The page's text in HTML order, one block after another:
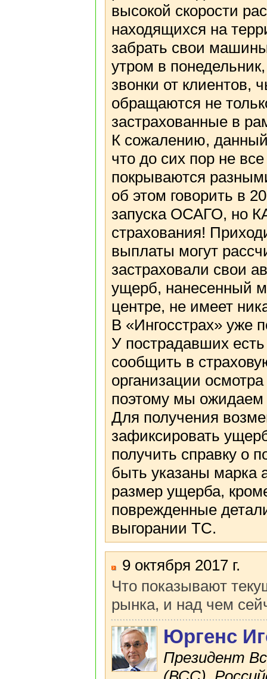
высокой скорости
находящихся на
забрать свои
утром в
звонки от клиентов,
обращаются не
застрахованные в
К сожалению,
что до сих пор не
покрываются
об этом говорить в
запуска ОСАГО, но
страхования!
выплаты могут
застраховали свои
ущерб, нанесенный
центре, не имеет
В «Ингосстрах» уже
У пострадавших
сообщить в
организации
поэтому мы ожидаем
Для получения
зафиксировать
получить справку о
быть указаны
размер ущерба,
поврежденные
выгорании ТС.
9 октября 2017 г.
Что показывают
рынка, и над чем
Юргенс
Президент